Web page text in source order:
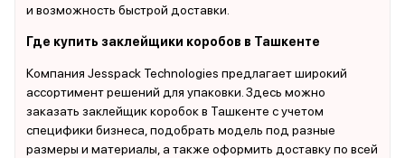
и возможность быстрой доставки.
Где купить заклейщики коробов в Ташкенте
Компания Jesspack Technologies предлагает широкий
ассортимент решений для упаковки. Здесь можно
заказать заклейщик коробок в Ташкенте с учетом
специфики бизнеса, подобрать модель под разные
размеры и материалы, а также оформить доставку по всей